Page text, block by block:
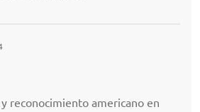
reconocimiento americano en